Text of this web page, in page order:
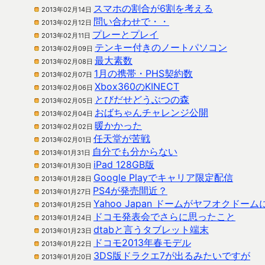
2013年02月14日 スマホの割合が6割を考える
2013年02月12日 問い合わせで・・
2013年02月11日 プレーとプレイ
2013年02月09日 テンキー付きのノートパソコン
2013年02月08日 最大素数
2013年02月07日 1月の携帯・PHS契約数
2013年02月06日 Xbox360のKINECT
2013年02月05日 とびだせどうぶつの森
2013年02月04日 おばちゃんチャレンジ公開
2013年02月02日 暖かかった
2013年02月01日 任天堂が苦戦
2013年01月31日 自分でも分からない
2013年01月30日 iPad 128GB版
2013年01月28日 Google Playでキャリア限定配信
2013年01月27日 PS4が発売間近？
2013年01月25日 Yahoo Japan ドームがヤフオクドーム
2013年01月24日 ドコモ発表会でさらに思ったこと
2013年01月23日 dtabと言うタブレット端末
2013年01月22日 ドコモ2013年春モデル
2013年01月20日 3DS版ドラクエ7が出るみたいですが